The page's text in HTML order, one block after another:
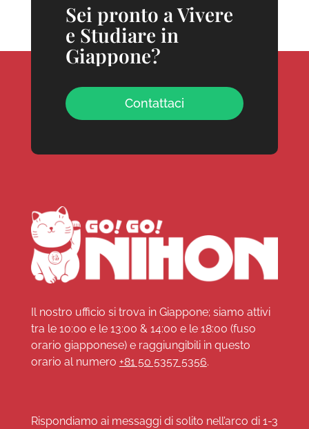
Sei pronto a Vivere
e Studiare in
Giappone?
Contattaci
Il nostro ufficio si trova in Giappone; siamo attivi
tra le 10:00 e le 13:00 & 14:00 e le 18:00 (fuso
orario giapponese) e raggiungibili in questo
orario al numero +81 50 5357 5356.
Rispondiamo ai messaggi di solito nell’arco di 1-3